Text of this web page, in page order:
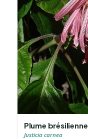
Plume brésilienne
Justicia carnea